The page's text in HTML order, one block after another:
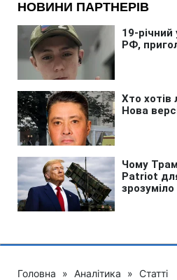
Головна » Аналітика » Статті